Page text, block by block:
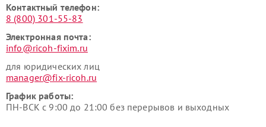
Контактный телефон:
8 (800) 301-55-83
Электронная почта:
info@ricoh-fixim.ru
для юридических лиц
manager@fix-ricoh.ru
График работы:
ПН-ВСК с 9:00 до 21:00 без перерывов и выходных